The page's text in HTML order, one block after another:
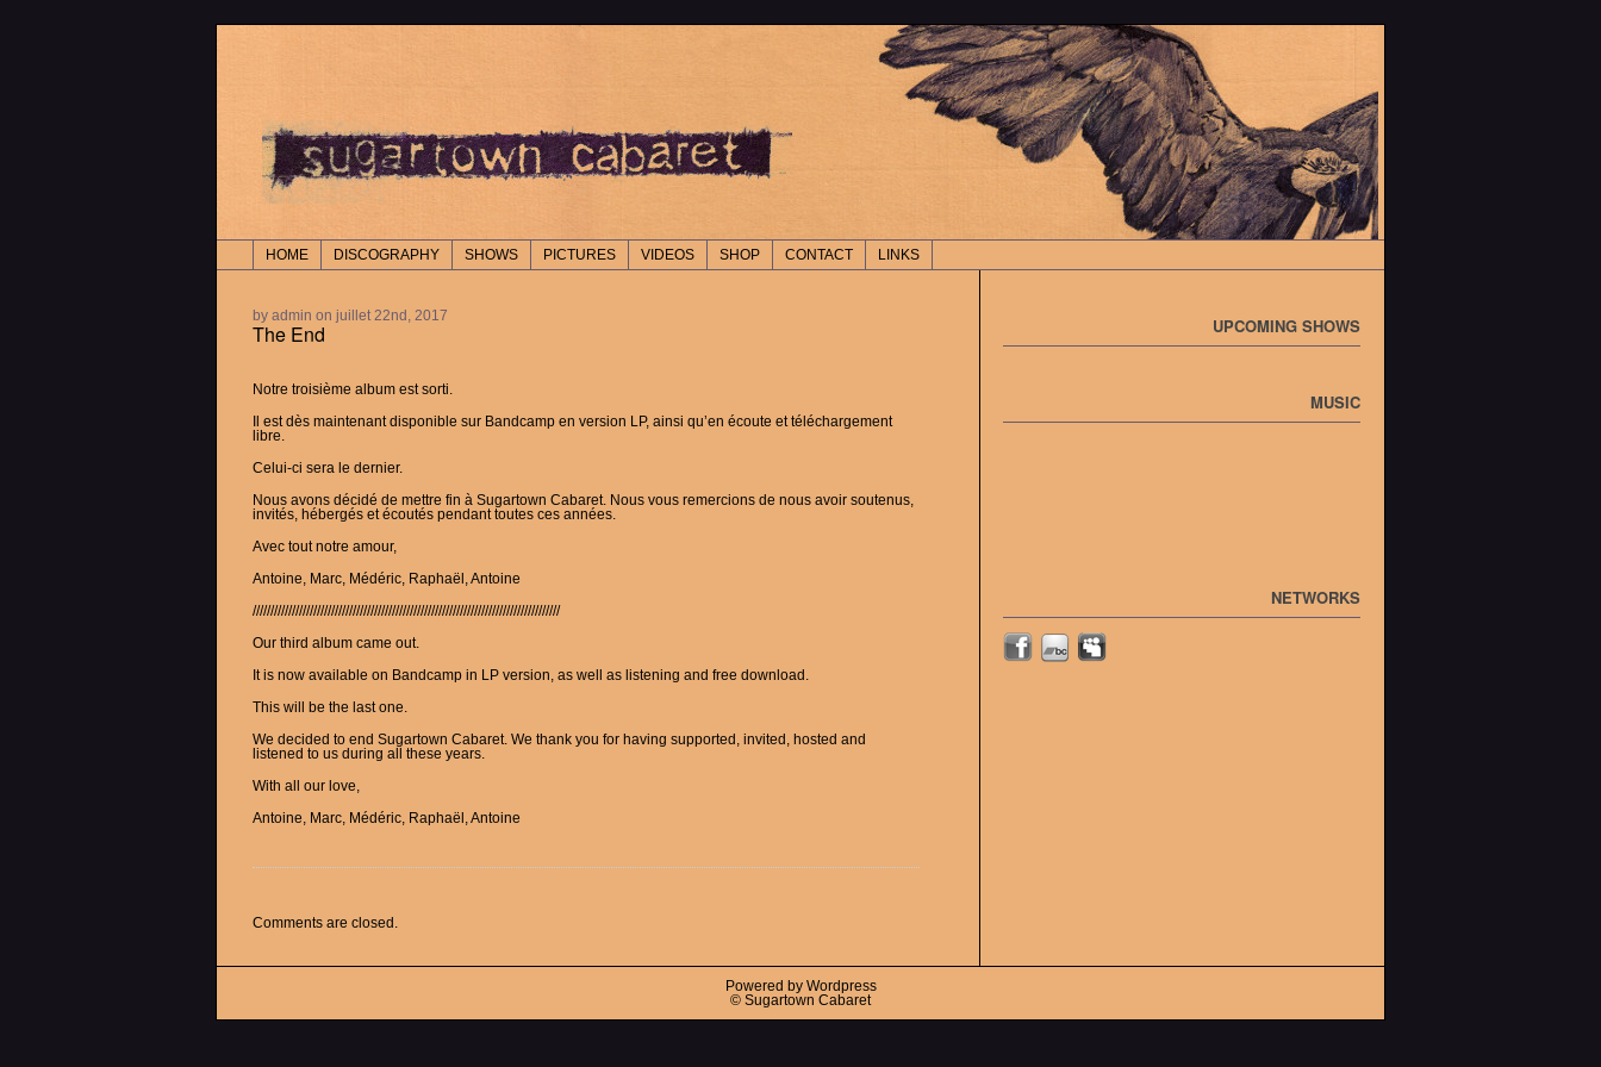
HOME DISCOGRAPHY SHOWS PICTURES VIDEOS SHOP CONTACT LINKS
by admin on juillet 22nd, 2017
The End
Notre troisième album est sorti.
Il est dès maintenant disponible sur Bandcamp en version LP, ainsi qu’en écoute et téléchargement
libre.
Celui-ci sera le dernier.
Nous avons décidé de mettre fin à Sugartown Cabaret. Nous vous remercions de nous avoir soutenus,
invités, hébergés et écoutés pendant toutes ces années.
Avec tout notre amour,
Antoine, Marc, Médéric, Raphaël, Antoine
//////////////////////////////////////////////////////////////////////////////////////
Our third album came out.
It is now available on Bandcamp in LP version, as well as listening and free download.
This will be the last one.
We decided to end Sugartown Cabaret. We thank you for having supported, invited, hosted and
listened to us during all these years.
With all our love,
Antoine, Marc, Médéric, Raphaël, Antoine
Comments are closed.
UPCOMING SHOWS
MUSIC
NETWORKS
Powered by Wordpress
© Sugartown Cabaret